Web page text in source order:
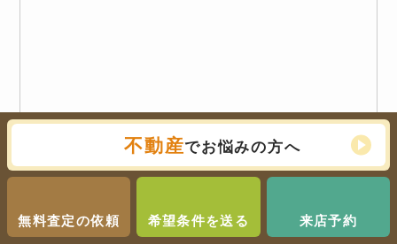
不動産でお悩みの方へ
無料査定の依頼 希望条件を送る 来店予約